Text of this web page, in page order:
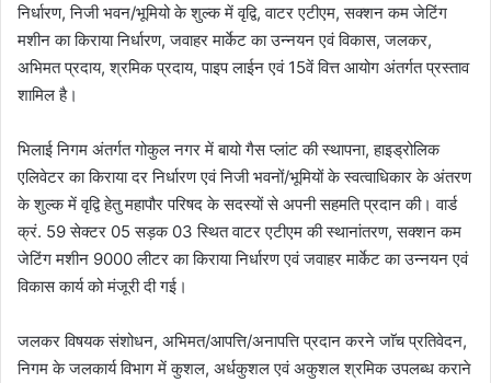
निर्धारण, निजी भवन/भूमियो के शुल्क में वृद्वि, वाटर एटीएम, सक्शन कम जेटिंग
मशीन का किराया निर्धारण, जवाहर मार्केट का उन्नयन एवं विकास, जलकर,
अभिमत प्रदाय, श्रमिक प्रदाय, पाइप लाईन एवं 15वें वित्त आयोग अंतर्गत प्रस्ताव
शामिल है।
भिलाई निगम अंतर्गत गोकुल नगर में बायो गैस प्लांट की स्थापना, हाइड्रोलिक
एलिवेटर का किराया दर निर्धारण एवं निजी भवनों/भूमियों के स्वत्वाधिकार के अंतरण
के शुल्क में वृद्वि हेतु महापौर परिषद के सदस्यों से अपनी सहमति प्रदान की। वार्ड
क्रं. 59 सेक्टर 05 सड़क 03 स्थित वाटर एटीएम की स्थानांतरण, सक्शन कम
जेटिंग मशीन 9000 लीटर का किराया निर्धारण एवं जवाहर मार्केट का उन्नयन एवं
विकास कार्य को मंजूरी दी गई।
जलकर विषयक संशोधन, अभिमत/आपत्ति/अनापत्ति प्रदान करने जाॅच प्रतिवेदन,
निगम के जलकार्य विभाग में कुशल, अर्धकुशल एवं अकुशल श्रमिक उपलब्ध कराने